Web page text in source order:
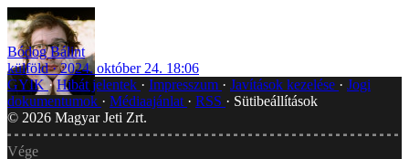
Bódog Bálint
külföld
2024. október 24. 18:06
GYIK Hibát jelentek Impresszum Javítások kezelése
Jogi
dokumentumok
Médiaajánlat RSS
Sütibeállítások
© 2026 Magyar Jeti Zrt.
Vége